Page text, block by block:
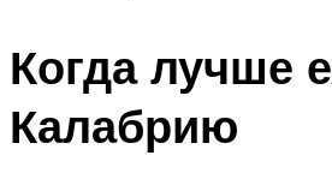
Когда лучше
Калабрию